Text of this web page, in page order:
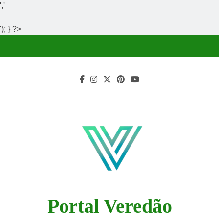
','
'); } ?>
Portal Veredão